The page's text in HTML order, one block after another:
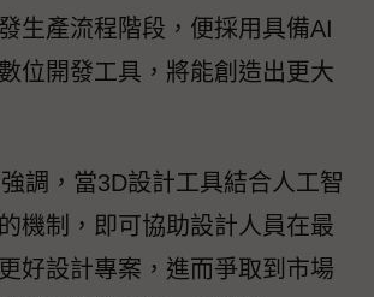
生產流程階段，便採用具備AI
位開發工具，將能創造出更大
調，當3D設計工具結合人工智
機制，即可協助設計人員在最
好設計專案，進而爭取到市場